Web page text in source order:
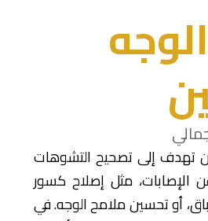
الوجه
تهدف إلى تصحيح التشوهات
الإصابات، مثل إصلاح كسور
أو تحسين ملامح الوجه. في